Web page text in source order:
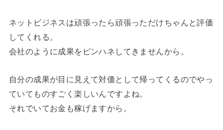
ネットビジネスは頑張ったら頑張っただけちゃんと評価
してくれる。
会社のように成果をピンハネしてきませんから。
自分の成果が目に見えて対価として帰ってくるのでやっ
ていてものすごく楽しいんですよね。
それでいてお金も稼げますから。